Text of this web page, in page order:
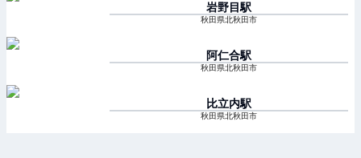
岩野目駅
秋田県北秋田市
阿仁合駅
秋田県北秋田市
比立内駅
秋田県北秋田市